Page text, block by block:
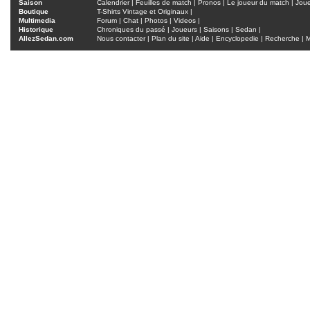
Saison Calendrier| Feuilles de match Pronos Le joueur du match
Boutique
T-Shirts Vintage et Originaux |
Multimedia
Forum | Chat | Photos | Videos |
Historique
Chroniques du passé | Joueurs | Saisons | Sedan |
AllezSedan.com
Nous contacter| Plan du site | Aide | Encyclopedie | Recherche |